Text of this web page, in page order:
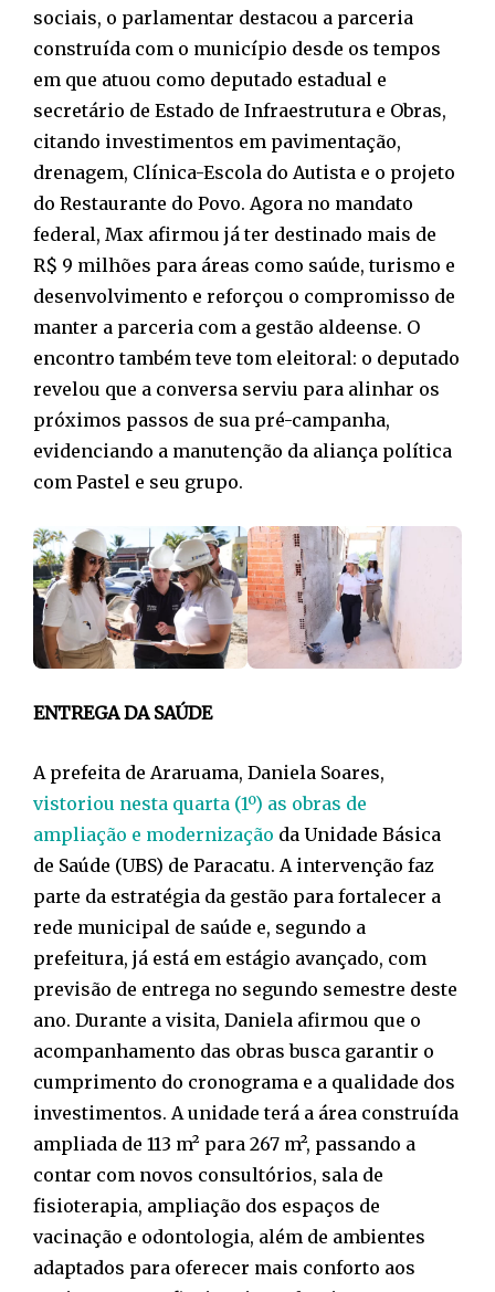
sociais, o parlamentar destacou a parceria
construída com o município desde os tempos
em que atuou como deputado estadual e
secretário de Estado de Infraestrutura e Obras,
citando investimentos em pavimentação,
drenagem, Clínica-Escola do Autista e o projeto
do Restaurante do Povo. Agora no mandato
federal, Max afirmou já ter destinado mais de
R$ 9 milhões para áreas como saúde, turismo e
desenvolvimento e reforçou o compromisso de
manter a parceria com a gestão aldeense. O
encontro também teve tom eleitoral: o deputado
revelou que a conversa serviu para alinhar os
próximos passos de sua pré-campanha,
evidenciando a manutenção da aliança política
com Pastel e seu grupo.
ENTREGA DA SAÚDE
A prefeita de Araruama, Daniela Soares,
vistoriou nesta quarta (1º) as obras de
ampliação e modernização da Unidade Básica
de Saúde (UBS) de Paracatu. A intervenção faz
parte da estratégia da gestão para fortalecer a
rede municipal de saúde e, segundo a
prefeitura, já está em estágio avançado, com
previsão de entrega no segundo semestre deste
ano. Durante a visita, Daniela afirmou que o
acompanhamento das obras busca garantir o
cumprimento do cronograma e a qualidade dos
investimentos. A unidade terá a área construída
ampliada de 113 m² para 267 m², passando a
contar com novos consultórios, sala de
fisioterapia, ampliação dos espaços de
vacinação e odontologia, além de ambientes
adaptados para oferecer mais conforto aos